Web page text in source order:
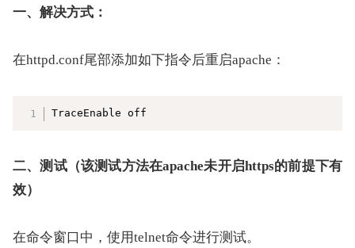
一、解决方式：
在httpd.conf尾部添加如下指令后重启apache：
TraceEnable off
二、测试（该测试方法在apache未开启https的前提下有
效）
在命令窗口中，使用telnet命令进行测试。